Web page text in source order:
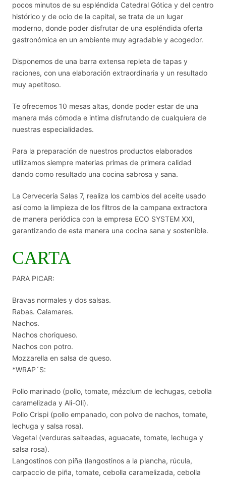
pocos minutos de su espléndida Catedral Gótica y del centro
histórico y de ocio de la capital, se trata de un lugar
moderno, donde poder disfrutar de una espléndida oferta
gastronómica en un ambiente muy agradable y acogedor.
Disponemos de una barra extensa repleta de tapas y
raciones, con una elaboración extraordinaria y un resultado
muy apetitoso.
Te ofrecemos 10 mesas altas, donde poder estar de una
manera más cómoda e intima disfrutando de cualquiera de
nuestras especialidades.
Para la preparación de nuestros productos elaborados
utilizamos siempre materias primas de primera calidad
dando como resultado una cocina sabrosa y sana.
La Cervecería Salas 7, realiza los cambios del aceite usado
así como la limpieza de los filtros de la campana extractora
de manera periódica con la empresa ECO SYSTEM XXI,
garantizando de esta manera una cocina sana y sostenible.
CARTA
PARA PICAR:
Bravas normales y dos salsas.
Rabas. Calamares.
Nachos.
Nachos choriqueso.
Nachos con potro.
Mozzarella en salsa de queso.
*WRAP´S:
Pollo marinado (pollo, tomate, mézclum de lechugas, cebolla
caramelizada y Ali-Oli).
Pollo Crispi (pollo empanado, con polvo de nachos, tomate,
lechuga y salsa rosa).
Vegetal (verduras salteadas, aguacate, tomate, lechuga y
salsa rosa).
Langostinos con piña (langostinos a la plancha, rúcula,
carpaccio de piña, tomate, cebolla caramelizada, cebolla